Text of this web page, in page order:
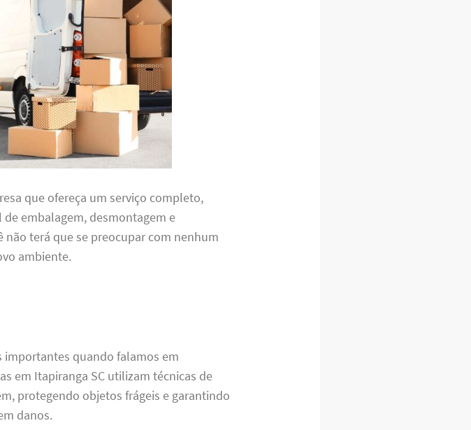
que ofereça um serviço completo,
embalagem, desmontagem e
não terá que se preocupar com nenhum
ambiente.
importantes quando falamos em
em Itapiranga SC utilizam técnicas de
protegendo objetos frágeis e garantindo
danos.